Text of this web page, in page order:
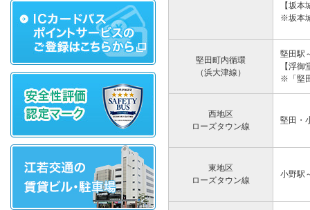
【坂
※坂本
堅田町内循環
（浜大津線）
堅田駅
【浮
※「堅
西地区
ローズタウン線
堅田・
東地区
ローズタウン線
小野駅